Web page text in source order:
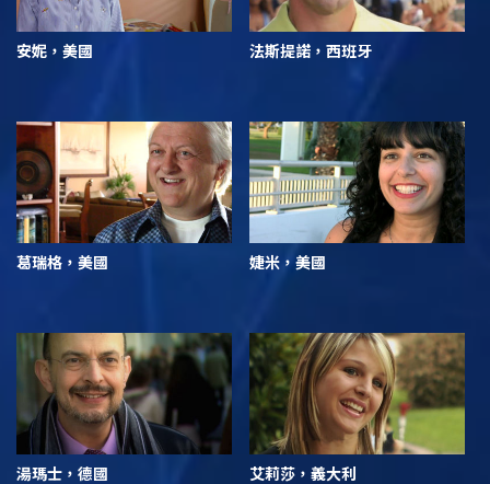
安妮，美國 法斯提諾，西班牙
葛瑞格，美國 婕米，美國
湯瑪士，德國 艾莉莎，義大利